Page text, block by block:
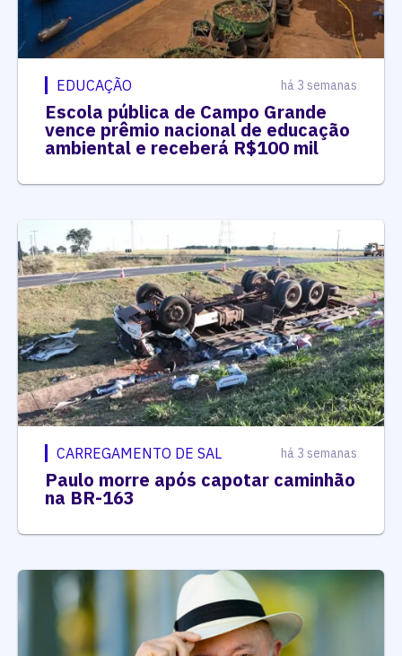
EDUCAÇÃO há 3 semanas
Escola pública de Campo Grande
vence prêmio nacional de educação
ambiental e receberá R$100 mil
CARREGAMENTO DE SAL há 3 semanas
Paulo morre após capotar caminhão
na BR-163